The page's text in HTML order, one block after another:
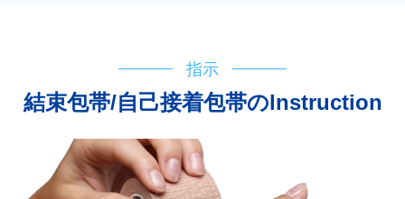
指示
結束包帯/自己接着包帯のlnstruction